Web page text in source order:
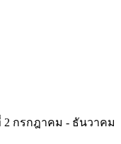
กรกฎาคม - ธันวาคม